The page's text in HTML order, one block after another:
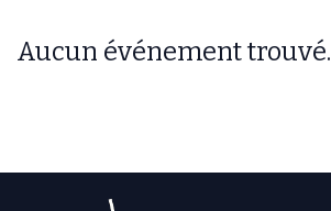
Aucun événement trouvé.